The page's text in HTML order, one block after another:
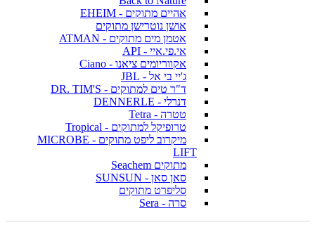
אהיים מתוקים - EHEIM
אושן נוטרישן מתוקים
אטמן מים מתוקים - ATMAN
אי.פי.איי - API
אקווריומים ציאנו - Ciano
ג'יי בי אל - JBL
ד"ר טים למתוקים - DR. TIM'S
דנרלי - DENNERLE
טטרה - Tetra
טרופיקל למתוקים - Tropical
מיקרוב ליפט מתוקים - MICROBE
LIFT
מתוקים Seachem
סאן סאן - SUNSUN
סליפרט מתוקים
סרה - Sera